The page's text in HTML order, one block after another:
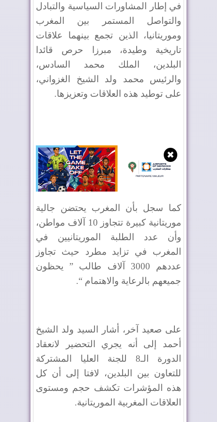
في إطار المشاورات السياسية والتبادل
والتواصل المستمر بين المغرب
وموريتانيا، الذين تجمع بينهما علاقات
تاريخية وطيدة، مبرزا حرص قائدا
البلدين، الملك محمد السادس،
والرئيس محمد ولد الشيخ الغزواني،
على توطيد هذه العلاقات وتعزيزها.
✖
كما سجل بأن المغرب يحتضن جالية
موريتانية كبيرة تتجاوز 10 آلاف مواطن،
وأن عدد الطلبة الموريتانيين في
المغرب في تزايد مطرد حيث تجاوز
عددهم 3000 آلاف طالب ” يحظون
جميعهم بالرعاية والاهتمام “.
على صعيد آخر، أشار السيد ولد الشيخ
أحمد إلى أنه يجري التحضير لانعقاد
الدورة الـ8 للجنة العليا المشتركة
للتعاون بين البلدين، لافتا إلى أن كل
هذه المؤشرات تكشف حجم ومستوى
العلاقات المغربية الموريتانية.